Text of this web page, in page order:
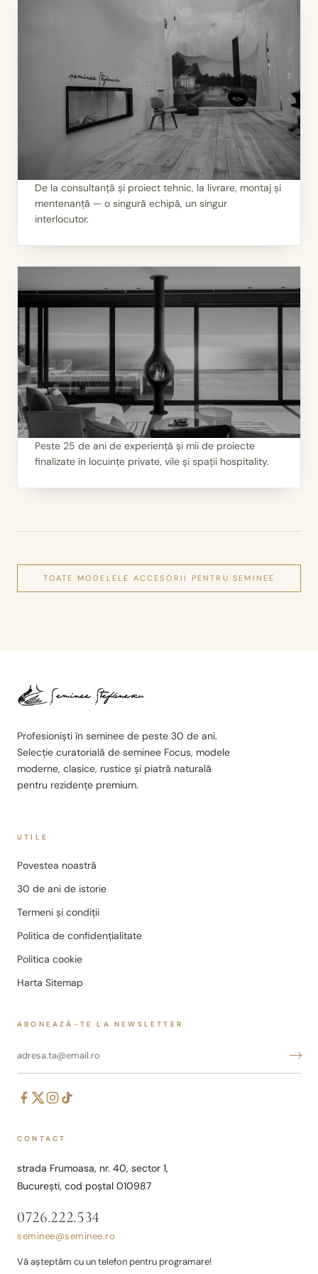
II
Servicii 360°
De la consultanță și proiect tehnic, la livrare, montaj și
mentenanță — o singură echipă, un singur
interlocutor.
III
Peste 25 de ani de experiență și mii de proiecte
finalizate în locuințe private, vile și spații hospitality.
TOATE MODELELE ACCESORII PENTRU SEMINEE
Profesioniști în seminee de peste 30 de ani.
Selecție curatorială de seminee Focus, modele
moderne, clasice, rustice și piatră naturală
pentru rezidențe premium.
UTILE
Povestea noastră
30 de ani de istorie
Termeni și condiții
Politica de confidențialitate
Politica cookie
Harta Sitemap
ABONEAZĂ-TE LA NEWSLETTER
CONTACT
strada Frumoasa, nr. 40, sector 1,
București, cod poștal 010987
0726.222.534
seminee@seminee.ro
Vă așteptăm cu un telefon pentru programare!